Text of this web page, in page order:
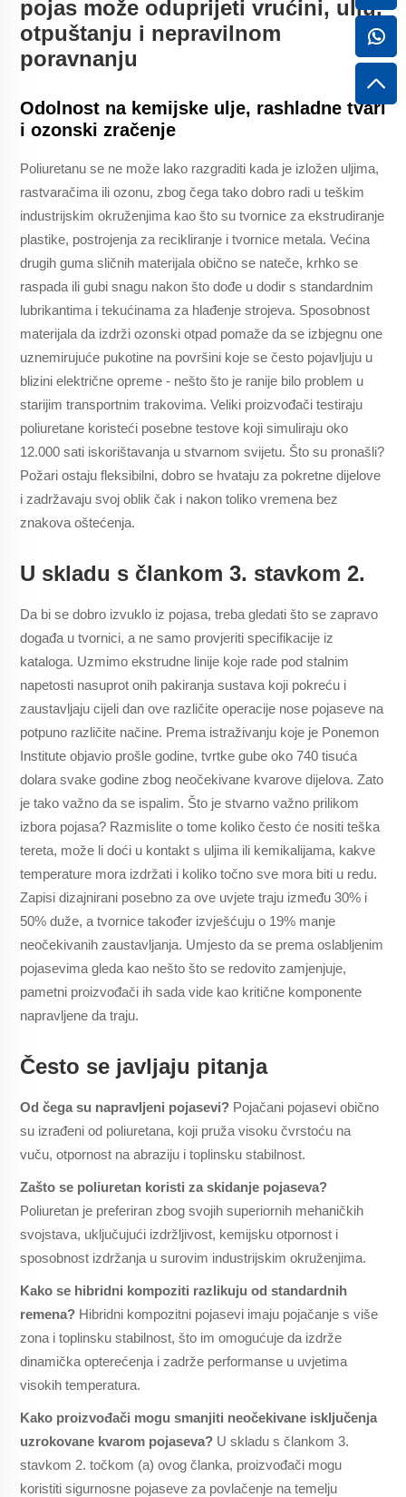
pojas može oduprijeti vrućini, ulju,
otpuštanju i nepravilnom
poravnanju
Odolnost na kemijske ulje, rashladne tvari
i ozonski zračenje
Poliuretanu se ne može lako razgraditi kada je izložen uljima,
rastvaračima ili ozonu, zbog čega tako dobro radi u teškim
industrijskim okruženjima kao što su tvornice za ekstrudiranje
plastike, postrojenja za recikliranje i tvornice metala. Većina
drugih guma sličnih materijala obično se nateče, krhko se
raspada ili gubi snagu nakon što dođe u dodir s standardnim
lubrikantima i tekućinama za hlađenje strojeva. Sposobnost
materijala da izdrži ozonski otpad pomaže da se izbjegnu one
uznemirujuće pukotine na površini koje se često pojavljuju u
blizini električne opreme - nešto što je ranije bilo problem u
starijim transportnim trakovima. Veliki proizvođači testiraju
poliuretane koristeći posebne testove koji simuliraju oko
12.000 sati iskorištavanja u stvarnom svijetu. Što su pronašli?
Požari ostaju fleksibilni, dobro se hvataju za pokretne dijelove
i zadržavaju svoj oblik čak i nakon toliko vremena bez
znakova oštećenja.
U skladu s člankom 3. stavkom 2.
Da bi se dobro izvuklo iz pojasa, treba gledati što se zapravo
događa u tvornici, a ne samo provjeriti specifikacije iz
kataloga. Uzmimo ekstrudne linije koje rade pod stalnim
napetosti nasuprot onih pakiranja sustava koji pokreću i
zaustavljaju cijeli dan ove različite operacije nose pojaseve na
potpuno različite načine. Prema istraživanju koje je Ponemon
Institute objavio prošle godine, tvrtke gube oko 740 tisuća
dolara svake godine zbog neočekivane kvarove dijelova. Zato
je tako važno da se ispalim. Što je stvarno važno prilikom
izbora pojasa? Razmislite o tome koliko često će nositi teška
tereta, može li doći u kontakt s uljima ili kemikalijama, kakve
temperature mora izdržati i koliko točno sve mora biti u redu.
Zapisi dizajnirani posebno za ove uvjete traju između 30% i
50% duže, a tvornice također izvješćuju o 19% manje
neočekivanih zaustavljanja. Umjesto da se prema oslabljenim
pojasevima gleda kao nešto što se redovito zamjenjuje,
pametni proizvođači ih sada vide kao kritične komponente
napravljene da traju.
Često se javljaju pitanja
Od čega su napravljeni pojasevi? Pojačani pojasevi obično
su izrađeni od poliuretana, koji pruža visoku čvrstoću na
vuču, otpornost na abraziju i toplinsku stabilnost.
Zašto se poliuretan koristi za skidanje pojaseva?
Poliuretan je preferiran zbog svojih superiornih mehaničkih
svojstava, uključujući izdržljivost, kemijsku otpornost i
sposobnost izdržanja u surovim industrijskim okruženjima.
Kako se hibridni kompoziti razlikuju od standardnih
remena? Hibridni kompozitni pojasevi imaju pojačanje s više
zona i toplinsku stabilnost, što im omogućuje da izdrže
dinamička opterećenja i zadrže performanse u uvjetima
visokih temperatura.
Kako proizvođači mogu smanjiti neočekivane isključenja
uzrokovane kvarom pojaseva? U skladu s člankom 3.
stavkom 2. točkom (a) ovog članka, proizvođači mogu
koristiti sigurnosne pojaseve za povlačenje na temelju